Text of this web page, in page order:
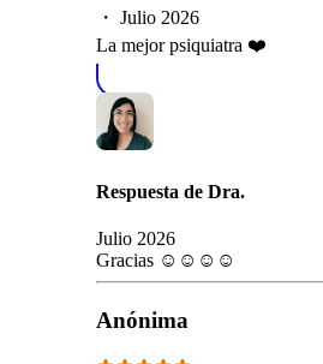
・ Julio 2026
La mejor psiquiatra ❤️
Respuesta de Dra.
Julio 2026
Gracias ☺️☺️☺️☺️
Anónima